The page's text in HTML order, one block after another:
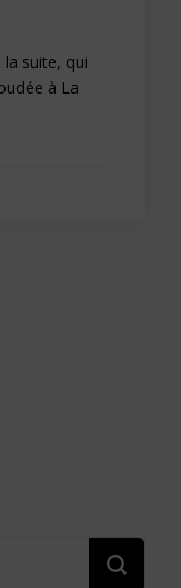
suite, qui
à La